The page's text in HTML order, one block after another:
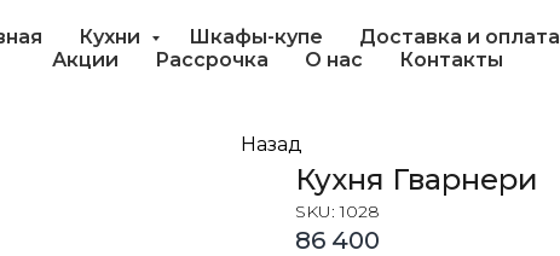
Кухни Шкафы-купе
Доставка и оплата
Акции
Рассрочка О нас Контакты
Назад
Кухня Гварнери
SKU:1028
86 400